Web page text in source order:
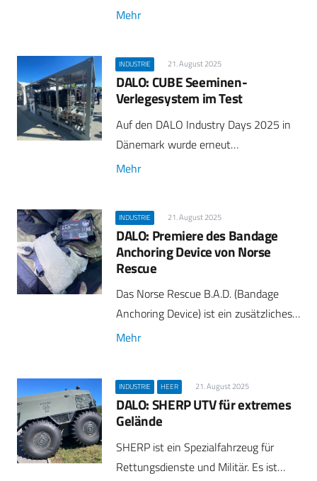
Mehr
INDUSTRIE 21. August 2025
DALO: CUBE Seeminen-
Verlegesystem im Test
Auf den DALO Industry Days 2025 in
Dänemark wurde erneut…
Mehr
INDUSTRIE 21. August 2025
DALO: Premiere des Bandage
Anchoring Device von Norse
Rescue
Das Norse Rescue B.A.D. (Bandage
Anchoring Device) ist ein zusätzliches…
Mehr
INDUSTRIE HEER 21. August 2025
DALO: SHERP UTV für extremes
Gelände
SHERP ist ein Spezialfahrzeug für
Rettungsdienste und Militär. Es ist…